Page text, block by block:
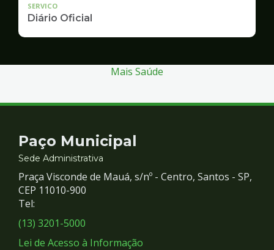
SERVICO
Diário Oficial
Mais Saúde
Contato
e
Redes
Sociais
Paço Municipal
Sede Administrativa
Praça Visconde de Mauá, s/nº - Centro, Santos - SP,
CEP 11010-900
Tel:
(13) 3201-5000
Lei de Acesso à Informação